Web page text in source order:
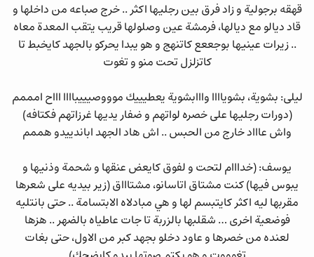
قهقه برجولية و زاد فرق بين رجليها اكثر .. خرج صباعه من داخلها و
قاد ديالو مع ديالها، فرمشة عين وصلولها قريب يتقب المعدة معاه
.. زيرات عينيها بوجععع كاتنهج و هو يبدا يحركو بالجهد كايخبط تا
كاتزلزل تحت منو و تغوت
ليلى: بشوية، بشوياااا وااابشوية يعطيييك موووصيييباااا اااح امممم
(دورات رجليها على خصره لواتهم و ضفار يديها غرزاتهم فكتافه)
واش عاااد خارج من الحبس .. اش هاد الجهد اباندييدو هممم
يوسف: (خدااام لتحت و لفوق كايعض عنقها و شحمة وذنيها و
يبوس فيها) كنت مشتاق اتاسانو، مشتاااق (زير بيديه على شعرها
مقربها ليه اكثر كايتبسم لها و هي مبادلاه الابتسامة .. حتى بانتليه
فوضعية اخرى … شقلبها بالزربة تا جات عاطياه بالضهر .. هزها
لعنده من خصرها و عاود دخلو بجهد كبر من الاول، حتى بغات